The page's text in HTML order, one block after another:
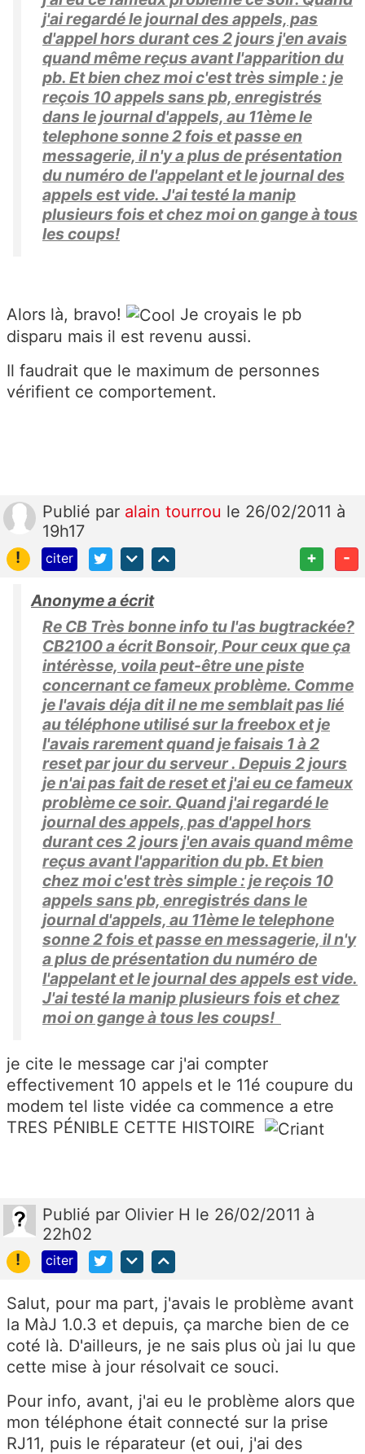
j'ai regardé le journal des appels, pas
d'appel hors durant ces 2 jours j'en avais
quand même reçus avant l'apparition du
pb. Et bien chez moi c'est très simple : je
reçois 10 appels sans pb, enregistrés
dans le journal d'appels, au 11ème le
telephone sonne 2 fois et passe en
messagerie, il n'y a plus de présentation
du numéro de l'appelant et le journal des
appels est vide. J'ai testé la manip
plusieurs fois et chez moi on gange à tous
les coups!
Alors là, bravo!
Je croyais le pb
disparu mais il est revenu aussi.
Il faudrait que le maximum de personnes
vérifient ce comportement.
Publié par alain tourrou le 26/02/2011 à
19h17
!
citer + -
Anonyme a écrit
Re CB Très bonne info tu l'as bugtrackée?
CB2100 a écrit Bonsoir, Pour ceux que ça
intérèsse, voila peut-être une piste
concernant ce fameux problème. Comme
je l'avais déja dit il ne me semblait pas lié
au téléphone utilisé sur la freebox et je
l'avais rarement quand je faisais 1 à 2
reset par jour du serveur . Depuis 2 jours
je n'ai pas fait de reset et j'ai eu ce fameux
problème ce soir. Quand j'ai regardé le
journal des appels, pas d'appel hors
durant ces 2 jours j'en avais quand même
reçus avant l'apparition du pb. Et bien
chez moi c'est très simple : je reçois 10
appels sans pb, enregistrés dans le
journal d'appels, au 11ème le telephone
sonne 2 fois et passe en messagerie, il n'y
a plus de présentation du numéro de
l'appelant et le journal des appels est vide.
J'ai testé la manip plusieurs fois et chez
moi on gange à tous les coups!
je cite le message car j'ai compter
effectivement 10 appels et le 11é coupure du
modem tel liste vidée ca commence a etre
TRES PÉNIBLE CETTE HISTOIRE
Publié par Olivier H le 26/02/2011 à
22h02
!
citer
Salut, pour ma part, j'avais le problème avant
la MàJ 1.0.3 et depuis, ça marche bien de ce
coté là. D'ailleurs, je ne sais plus où jai lu que
cette mise à jour résolvait ce souci.
Pour info, avant, j'ai eu le problème alors que
mon téléphone était connecté sur la prise
RJ11, puis le réparateur (et oui, j'ai des